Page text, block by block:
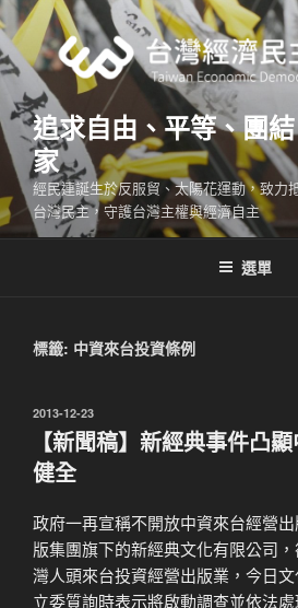
跳
至
主
內
容
追求自由、平等、團
家
經民連誕生於反服貿、太陽花運動，致力
台灣民主，守護台灣主權與經濟自主
選單
標籤: 中資來台投資條例
發
2013-12-23
【新聞稿】新經典事件凸
健全
政府一再宣稱不開放中資來台經營
版集團旗下的新經典文化有限公司
灣人頭來台投資經營出版業，今日
立委質詢時表示將啟動調查並依法處